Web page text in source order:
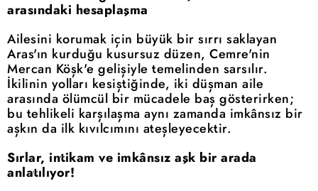
arasındaki hesaplaşma
Ailesini korumak için büyük bir sırrı saklayan
Aras'ın kurduğu kusursuz düzen, Cemre'nin
Mercan Köşk'e gelişiyle temelinden sarsılır.
İkilinin yolları kesiştiğinde, iki düşman aile
arasında ölümcül bir mücadele baş gösterirken;
bu tehlikeli karşılaşma aynı zamanda imkânsız bir
aşkın da ilk kıvılcımını ateşleyecektir.
Sırlar, intikam ve imkânsız aşk bir arada
anlatılıyor!